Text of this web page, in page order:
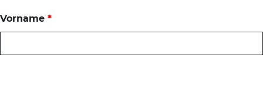
Vorname *